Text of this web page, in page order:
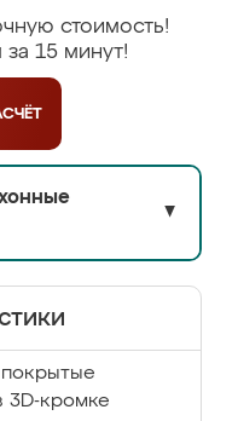
стоимость!
15 минут!
▼
3D-кромке